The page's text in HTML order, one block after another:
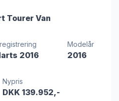
Tourer Van
registrering
2016
Modelår
2016
Nypris
DKK 139.952,-